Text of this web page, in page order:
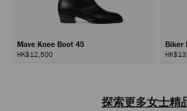
Mave Knee Boot 45
HK$12,500
Biker
探索更多女士精